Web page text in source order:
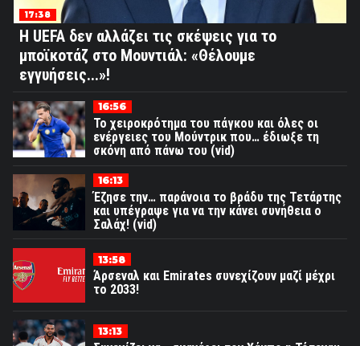
17:38
Η UEFA δεν αλλάζει τις σκέψεις για το
μποϊκοτάζ στο Μουντιάλ: «Θέλουμε
εγγυήσεις...»!
16:56
Το χειροκρότημα του πάγκου και όλες οι
ενέργειες του Μούντρικ που… έδιωξε τη
σκόνη από πάνω του (vid)
16:13
Έζησε την… παράνοια το βράδυ της Τετάρτης
και υπέγραψε για να την κάνει συνήθεια ο
Σαλάχ! (vid)
13:58
Άρσεναλ και Emirates συνεχίζουν μαζί μέχρι
το 2033!
13:13